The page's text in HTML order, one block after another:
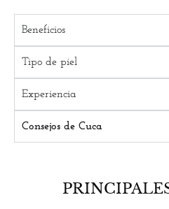
Beneficios
Tipo de piel
Experiencia
Consejos de Cuca